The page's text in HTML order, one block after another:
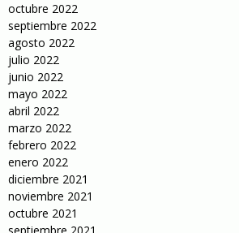
octubre 2022
septiembre 2022
agosto 2022
julio 2022
junio 2022
mayo 2022
abril 2022
marzo 2022
febrero 2022
enero 2022
diciembre 2021
noviembre 2021
octubre 2021